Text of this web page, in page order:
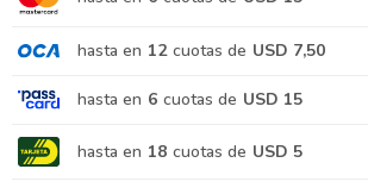
hasta en 12 cuotas de USD 7,50
hasta en 6 cuotas de USD 15
hasta en 18 cuotas de USD 5